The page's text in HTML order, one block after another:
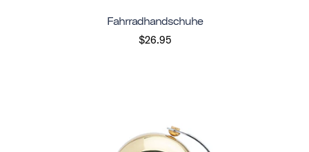
Fahrradhandschuhe
$26.95